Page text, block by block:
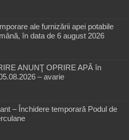
ale furnizării apei potabile
în data de 6 august 2026
ANUNŢ OPRIRE APĂ în
– avarie
– Închidere temporară Podul de